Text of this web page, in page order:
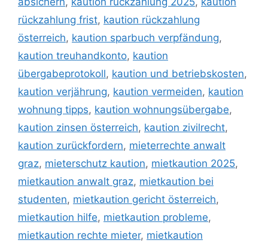
rückzahlung frist, kaution rückzahlung
österreich, kaution sparbuch verpfändung,
kaution treuhandkonto, kaution
übergabeprotokoll, kaution und betriebskosten,
kaution verjährung, kaution vermeiden, kaution
wohnung tipps, kaution wohnungsübergabe,
kaution zinsen österreich, kaution zivilrecht,
kaution zurückfordern, mieterrechte anwalt
graz, mieterschutz kaution, mietkaution 2025,
mietkaution anwalt graz, mietkaution bei
studenten, mietkaution gericht österreich,
mietkaution hilfe, mietkaution probleme,
mietkaution rechte mieter, mietkaution